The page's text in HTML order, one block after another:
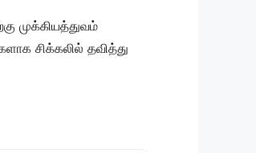
முக்கியத்துவம்
சிக்கலில் தவித்து